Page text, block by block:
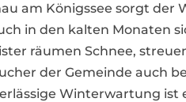
am Königssee sorgt der
in den kalten Monaten
räumen Schnee,
der Gemeinde auch
Winterwartung